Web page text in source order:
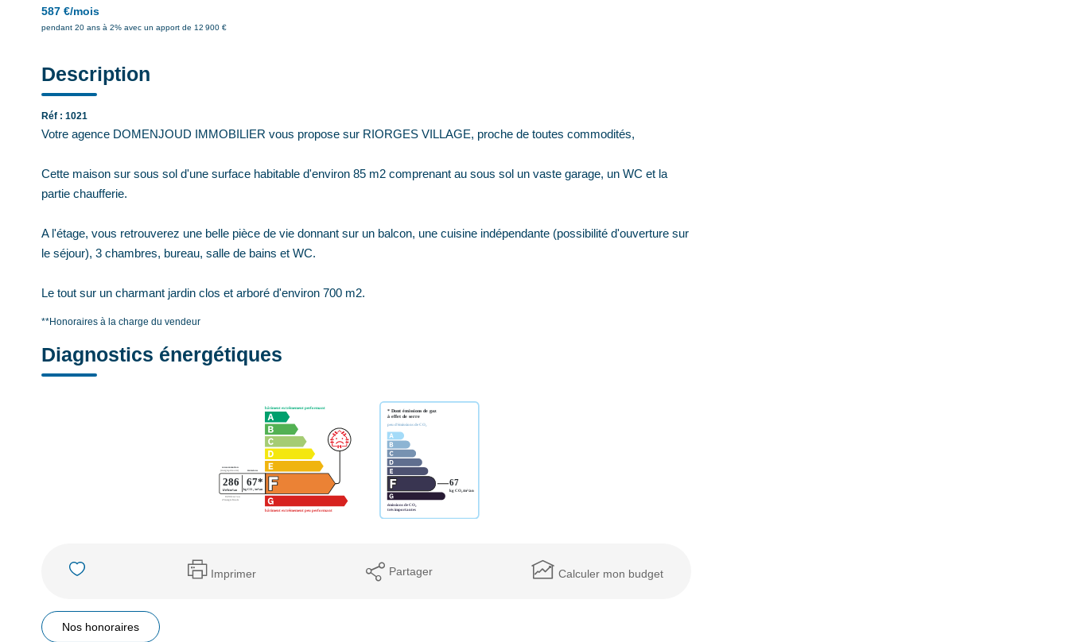
587 €/mois
pendant 20 ans à 2% avec un apport de 12 900 €
Description
Réf : 1021
Votre agence DOMENJOUD IMMOBILIER vous propose sur RIORGES VILLAGE, proche de toutes commodités,
Cette maison sur sous sol d'une surface habitable d'environ 85 m2 comprenant au sous sol un vaste garage, un WC et la
partie chaufferie.
A l'étage, vous retrouverez une belle pièce de vie donnant sur un balcon, une cuisine indépendante (possibilité d'ouverture sur
le séjour), 3 chambres, bureau, salle de bains et WC.
Le tout sur un charmant jardin clos et arboré d'environ 700 m2.
**Honoraires à la charge du vendeur
Diagnostics énergétiques
Imprimer Partager Calculer mon budget
Nos honoraires